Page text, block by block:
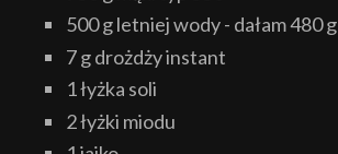
500 g letniej wody - dałam 480 g
7 g drożdży instant
1 łyżka soli
2 łyżki miodu